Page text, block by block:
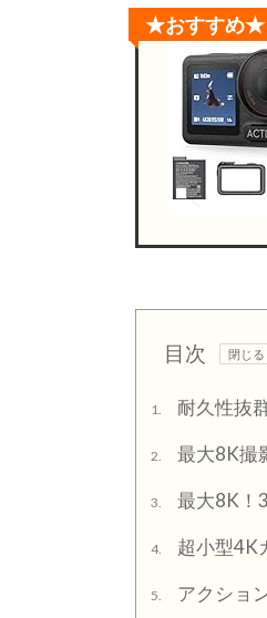
★おすすめ★
目次
1. 耐久性抜
2. 最大8K撮
3. 最大8K！
4. 超小型4K
5. アクショ